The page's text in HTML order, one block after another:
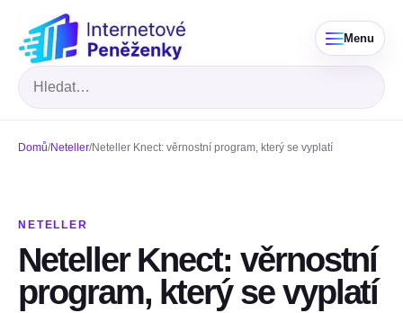
Menu
Hledat
Domů/Neteller/Neteller Knect: věrnostní program, který se vyplatí
NETELLER
Neteller Knect: věrnostní
program, který se vyplatí